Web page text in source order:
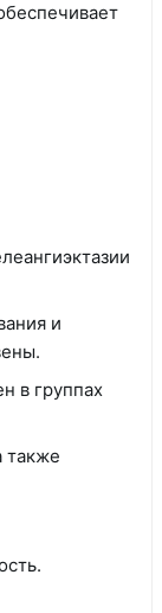
и
в группах
также